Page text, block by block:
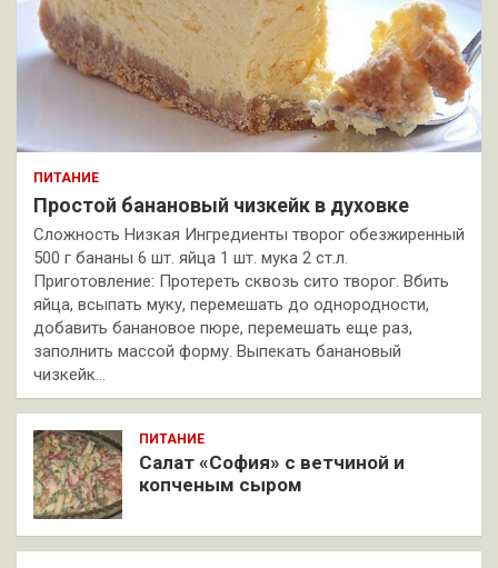
ПИТАНИЕ
Простой банановый чизкейк в духовке
Сложность Низкая Ингредиенты творог обезжиренный
500 г бананы 6 шт. яйца 1 шт. мука 2 ст.л.
Приготовление: Протереть сквозь сито творог. Вбить
яйца, всыпать муку, перемешать до однородности,
добавить банановое пюре, перемешать еще раз,
заполнить массой форму. Выпекать банановый
чизкейк…
ПИТАНИЕ
Салат «София» с ветчиной и
копченым сыром